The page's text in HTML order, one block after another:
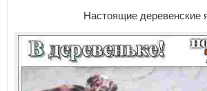
Настоящие деревенские